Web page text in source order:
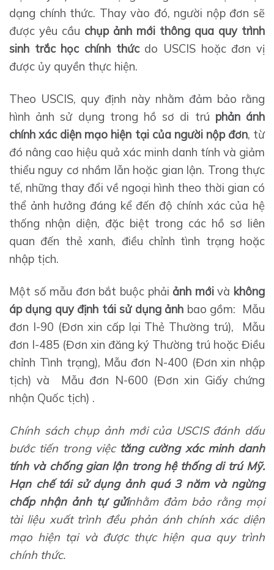
dạng chính thức. Thay vào đó, người nộp đơn sẽ
được yêu cầu chụp ảnh mới thông qua quy trình
sinh trắc học chính thứcdo USCIS hoặc đơn vị
được ủy quyền thực hiện.
Theo USCIS, quy định này nhằm đảm bảo rằng
hình ảnh sử dụng trong hồ sơ di trú phản ánh
chính xác diện mạo hiện tại của người nộp đơn, từ
đó nâng cao hiệu quả xác minh danh tính và giảm
thiểu nguy cơ nhầm lẫn hoặc gian lận. Trong thực
tế, những thay đổi về ngoại hình theo thời gian có
thể ảnh hưởng đáng kể đến độ chính xác của hệ
thống nhận diện, đặc biệt trong các hồ sơ liên
quan đến thẻ xanh, điều chỉnh tình trạng hoặc
nhập tịch.
Một số mẫu đơn bắt buộc phải ảnh mớivà không
áp dụng quy định tái sử dụng ảnh bao gồm: Mẫu
đơn I-90 (Đơn xin cấp lại Thẻ Thường trú), Mẫu
đơn I-485 (Đơn xin đăng ký Thường trú hoặc Điều
chỉnh Tình trạng), Mẫu đơn N-400 (Đơn xin nhập
tịch) và Mẫu đơn N-600 (Đơn xin Giấy chứng
nhận Quốc tịch) .
Chính sách chụp ảnh mới của USCIS đánh dấu
bước tiến trong việc tăng cường xác minh danh
tính và chống gian lận trong hệ thống di trú Mỹ.
Hạn chế tái sử dụng ảnh quá 3 năm và ngừng
chấp nhận ảnh tự gửinhằm đảm bảo rằng mọi
tài liệu xuất trình đều phản ánh chính xác diện
mạo hiện tại và được thực hiện qua quy trình
chính thức.